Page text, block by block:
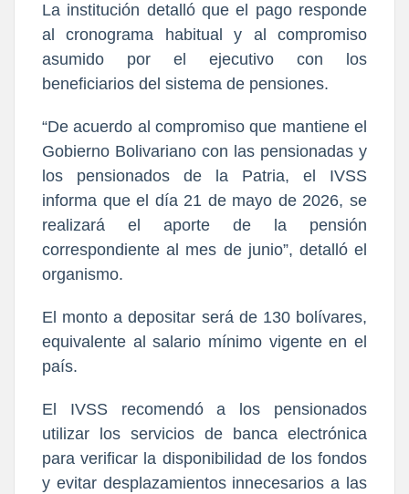
La institución detalló que el pago responde
al cronograma habitual y al compromiso
asumido por el ejecutivo con los
beneficiarios del sistema de pensiones.
“De acuerdo al compromiso que mantiene el
Gobierno Bolivariano con las pensionadas y
los pensionados de la Patria, el IVSS
informa que el día 21 de mayo de 2026, se
realizará el aporte de la pensión
correspondiente al mes de junio”, detalló el
organismo.
El monto a depositar será de 130 bolívares,
equivalente al salario mínimo vigente en el
país.
El IVSS recomendó a los pensionados
utilizar los servicios de banca electrónica
para verificar la disponibilidad de los fondos
y evitar desplazamientos innecesarios a las